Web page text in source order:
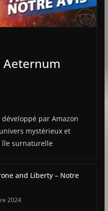
Aeternum
par Amazon
mystérieux et
île surnaturelle
and Liberty – Notre
2024